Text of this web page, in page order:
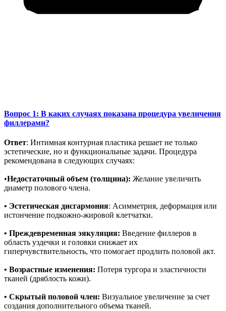
Вопрос 1: В каких случаях показана процедура увеличения
филлерами?
Ответ: Интимная контурная пластика решает не только
эстетические, но и функциональные задачи. Процедура
рекомендована в следующих случаях:
•Недостаточный объем (толщина): Желание увеличить
диаметр полового члена.
• Эстетическая дисгармония: Асимметрия, деформация или
истончение подкожно-жировой клетчатки.
• Преждевременная эякуляция: Введение филлеров в
область уздечки и головки снижает их
гиперчувствительность, что помогает продлить половой акт.
• Возрастные изменения: Потеря тургора и эластичности
тканей (дряблость кожи).
• Скрытый половой член: Визуальное увеличение за счет
создания дополнительного объема тканей.